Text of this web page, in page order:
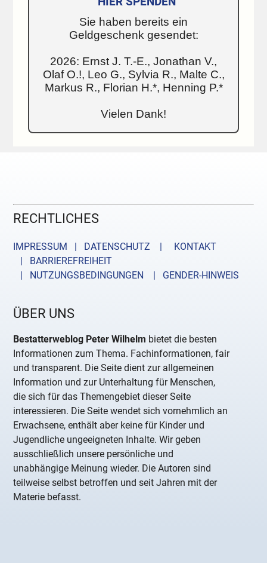
Sie haben bereits ein
Geldgeschenk gesendet:
2026: Ernst J. T.-E., Jonathan V.,
Olaf O.!, Leo G., Sylvia R., Malte C.,
Markus R., Florian H.*, Henning P.*
Vielen Dank!
RECHTLICHES
IMPRESSUM | DATENSCHUTZ |
KONTAKT
| BARRIEREFREIHEIT
| NUTZUNGSBEDINGUNGEN
| GENDER-HINWEIS
ÜBER UNS
Bestatterweblog Peter Wilhelm bietet die besten
Informationen zum Thema. Fachinformationen, fair
und transparent. Die Seite dient zur allgemeinen
Information und zur Unterhaltung für Menschen,
die sich für das Themengebiet dieser Seite
interessieren. Die Seite wendet sich vornehmlich an
Erwachsene, enthält aber keine für Kinder und
Jugendliche ungeeigneten Inhalte. Wir geben
ausschließlich unsere persönliche und
unabhängige Meinung wieder. Die Autoren sind
teilweise selbst betroffen und seit Jahren mit der
Materie befasst.